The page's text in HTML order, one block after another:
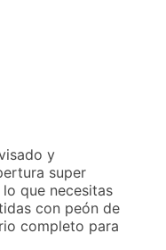
y
super
que necesitas
con peón de
completo para